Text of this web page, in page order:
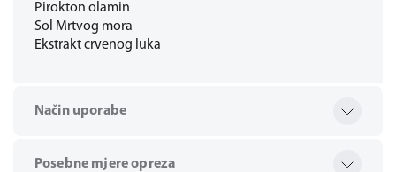
Pirokton olamin
Sol Mrtvog mora
Ekstrakt crvenog luka
Način uporabe
Posebne mjere opreza